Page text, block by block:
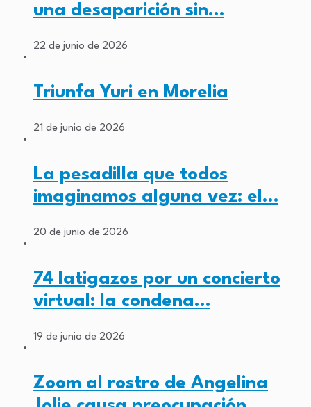
una desaparición sin…
22 de junio de 2026
Triunfa Yuri en Morelia
21 de junio de 2026
La pesadilla que todos
imaginamos alguna vez: el…
20 de junio de 2026
74 latigazos por un concierto
virtual: la condena…
19 de junio de 2026
Zoom al rostro de Angelina